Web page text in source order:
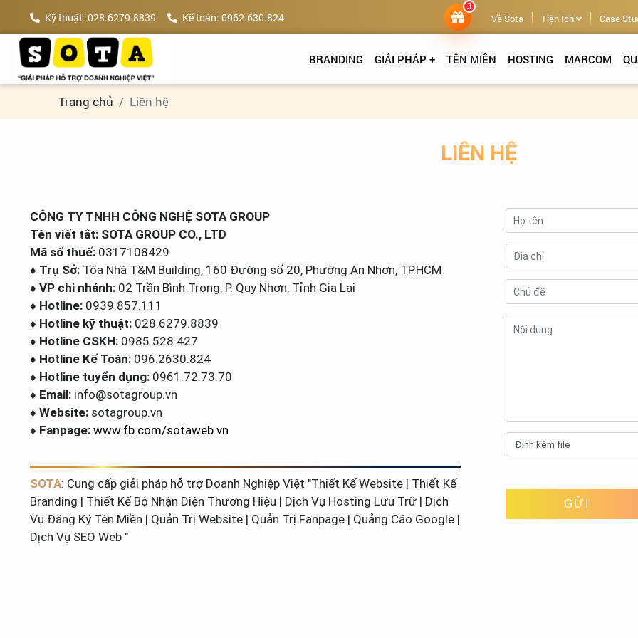
Kỹ thuật: 028.6279.8839 Kế toán: 0962.630.824
3
Về Sota Tiện Ích Case
BRANDING GIẢI PHÁP + TÊN MIỀN HOSTING MARCOM
Trang chủ Liên hệ
LIÊN HỆ
CÔNG TY TNHH CÔNG NGHỆ SOTA GROUP
Tên viết tắt: SOTA GROUP CO., LTD
Mã số thuế: 0317108429
♦ Trụ Sở: Tòa Nhà T&M Building, 160 Đường số 20, Phường An Nhơn, TP.HCM
♦ VP chi nhánh: 02 Trần Bình Trọng, P. Quy Nhơn, Tỉnh Gia Lai
♦ Hotline: 0939.857.111
♦ Hotline kỹ thuật: 028.6279.8839
♦ Hotline CSKH: 0985.528.427
♦ Hotline Kế Toán: 096.2630.824
♦ Hotline tuyển dụng: 0961.72.73.70
♦ Email: info@sotagroup.vn
♦ Website: sotagroup.vn
♦ Fanpage: www.fb.com/sotaweb.vn
SOTA: Cung cấp giải pháp hỗ trợ Doanh Nghiệp Việt "Thiết Kế Website | Thiết Kế
Branding | Thiết Kế Bộ Nhận Diện Thương Hiệu | Dịch Vụ Hosting Lưu Trữ | Dịch
Vụ Đăng Ký Tên Miền | Quản Trị Website | Quản Trị Fanpage | Quảng Cáo Google |
Dịch Vụ SEO Web "
Đính kèm file